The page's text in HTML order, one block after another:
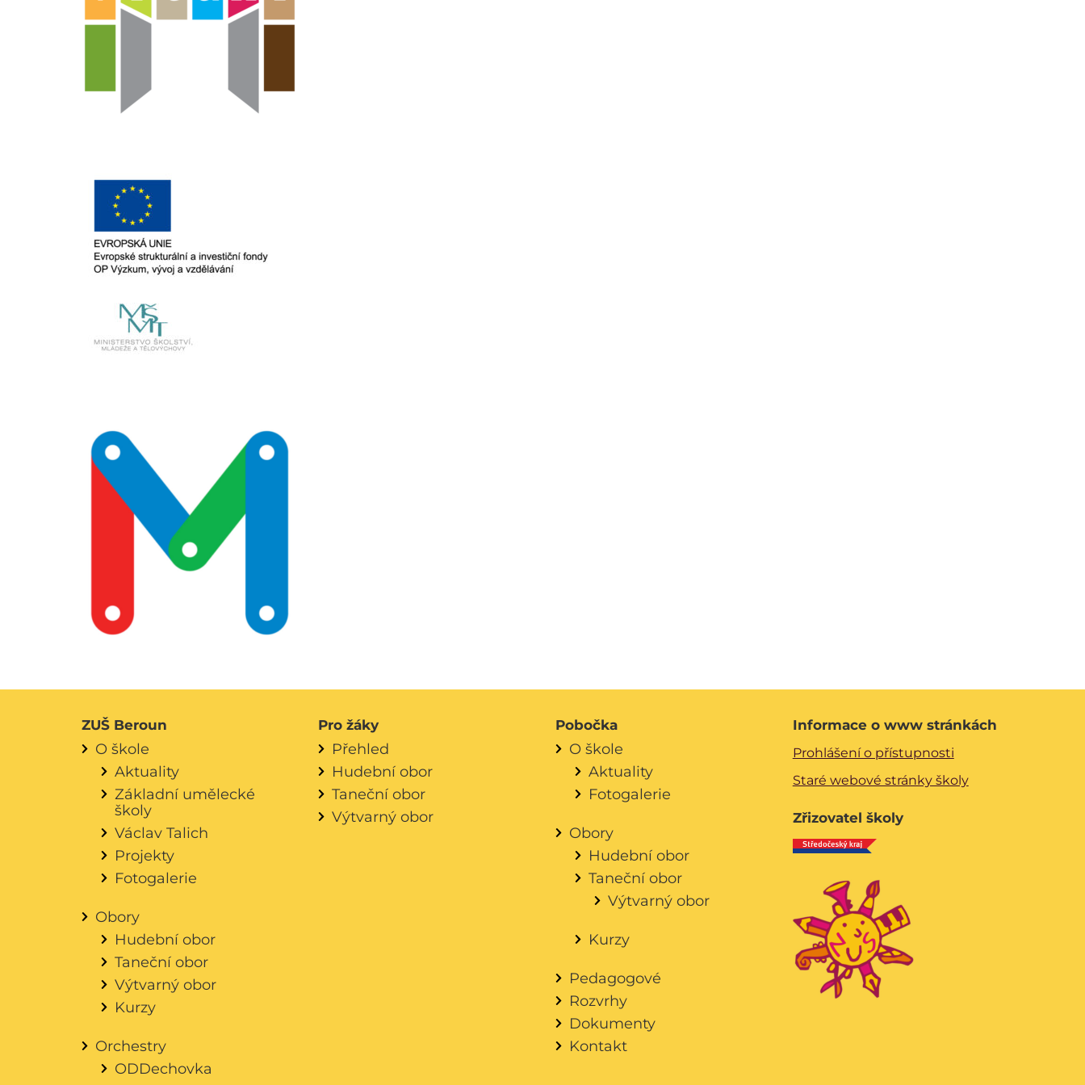
ZUŠ Beroun
O škole
Aktuality
Základní umělecké
školy
Václav Talich
Projekty
Fotogalerie
Obory
Hudební obor
Taneční obor
Výtvarný obor
Kurzy
Orchestry
ODDechovka
Pro žáky
Přehled
Hudební obor
Taneční obor
Výtvarný obor
Pobočka
O škole
Aktuality
Fotogalerie
Obory
Hudební obor
Taneční obor
Výtvarný obor
Kurzy
Pedagogové
Rozvrhy
Dokumenty
Kontakt
Informace o www stránkách
Prohlášení o přístupnosti
Staré webové stránky školy
Zřizovatel školy